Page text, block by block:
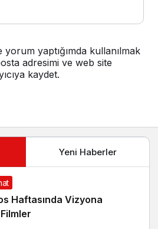
yaptığımda kullanılmak
adresimi ve web site
kaydet.
Yeni Haberler
Haftasında Vizyona